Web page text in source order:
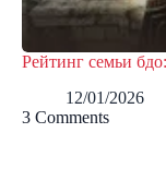
Рейтинг семьи
12/01/2026
3 Comments